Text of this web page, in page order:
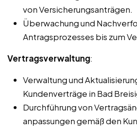
von Versicherungsanträgen.
Überwachung und
Antragsprozesses bis zum
Vertragsverwaltung:
Verwaltung und
Kundenverträge in Bad
Durchführung von
anpassungen gemäß den